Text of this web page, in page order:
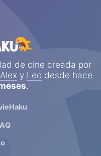
de cine creada por
Alex y Leo desde hace
.